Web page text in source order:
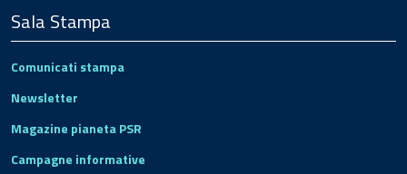
Sala Stampa
Comunicati stampa
Newsletter
Magazine pianeta PSR
Campagne informative